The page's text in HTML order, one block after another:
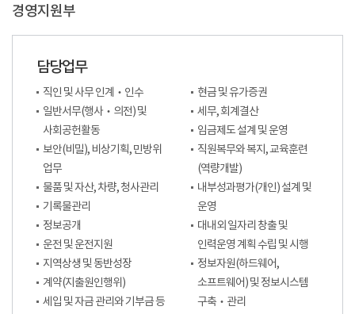
경영지원부
담당업무
직인 및 사무 인계‧인수
일반서무(행사‧의전) 및
사회공헌활동
보안(비밀), 비상기획, 민방위
업무
물품 및 자산, 차량, 청사관리
기록물관리
정보공개
운전 및 운전지원
지역상생 및 동반성장
계약(지출원인행위)
세입 및 자금 관리와 기부금 등
현금 및 유가증권
세무, 회계결산
임금제도 설계 및 운영
직원복무와 복지, 교육훈련
(역량개발)
내부성과평가(개인) 설계 및
운영
대내외 일자리 창출 및
인력운영 계획 수립 및 시행
정보자원(하드웨어,
소프트웨어) 및 정보시스템
구축‧관리